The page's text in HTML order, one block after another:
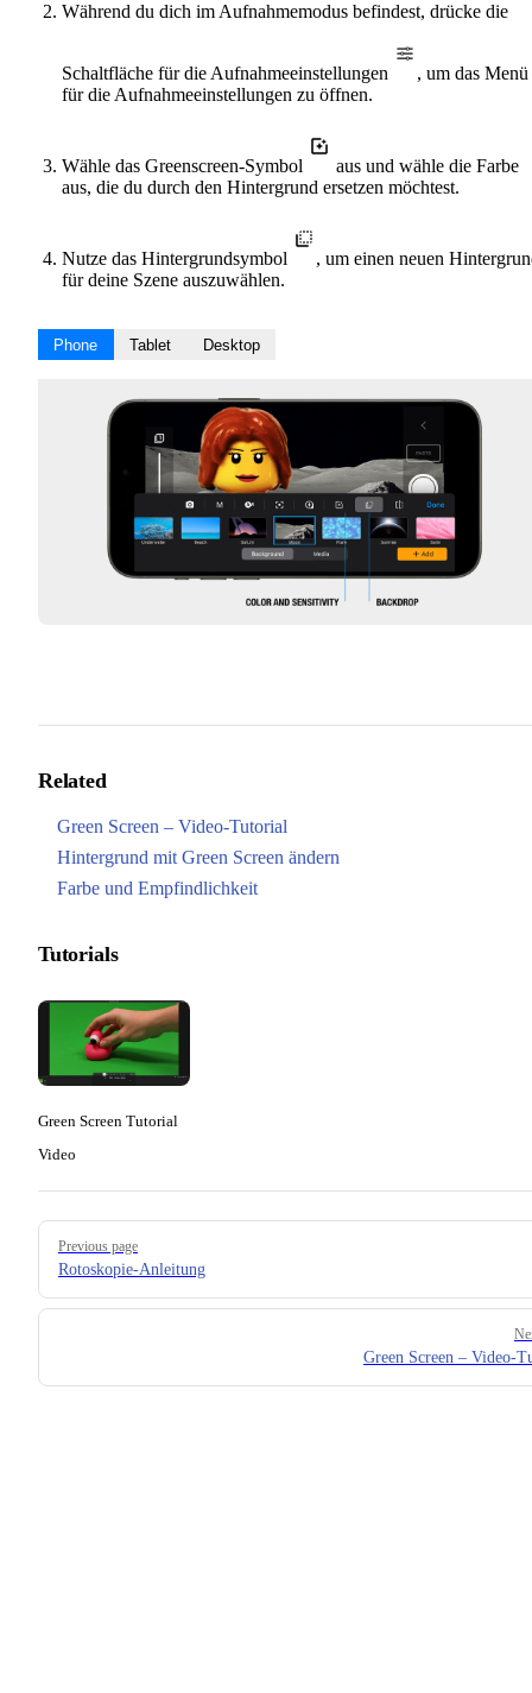
Während du dich im Aufnahmemodus befindest, drücke die
Schaltfläche für die Aufnahmeeinstellungen
, um das Menü
für die Aufnahmeeinstellungen zu öffnen.
Wähle das Greenscreen-Symbol
aus und wähle die Farbe
aus, die du durch den Hintergrund ersetzen möchtest.
Nutze das Hintergrundsymbol
, um einen neuen
für deine Szene auszuwählen.
Phone Tablet Desktop
Related
Green Screen – Video-Tutorial
Hintergrund mit Green Screen ändern
Farbe und Empfindlichkeit
Tutorials
Green Screen Tutorial
Video
Pager
Previous page
Rotoskopie-Anleitung
Green Screen – Video-